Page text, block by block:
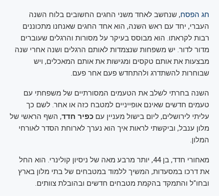
חג הפסח, שנחשב לאחד משני החגים החשובים בלוח השנה
העברי, יחד עם ראש השנה, הוא אחד החגים שאנחנו מתכוננים
רבות לקראתו. הוא מבוסס בעיקר על מסורות והרגלים שעוברים
מדור לדור. יש משפחות שנצמדות לאותם הרגלים ושנה אחרי שנה
מבצעות את אותם טקסים ומגישות את אותם המאכלים, ויש
שבוחרות להשתדרג ולהתחדש פעם אחר פעם.
השנה בחרתי לשלב את הטעמים המסורתיים של משפחתי עם
טעמים חדשים שאינם אופייניים למטבח כזה או אחר. לשם כך
עליתי לירושלים, ליום בישול מעניין עם כפיר חדד, השף הראשי של
מלון ענבל, וביקשתי לראות איך הוא נערך לארוחת הסדר לאורחי
המלון.
מאחורי חדד, בן 44, יותר מרבע מאה של ניסיון קולינרי. הוא החל
את דרכו במסעדות, המשיך ללמוד במטבחים של בתי מלון בארץ
ובחו"ל והתמקד בהקמת מטבחים חדשים ובהובלת צוותים.